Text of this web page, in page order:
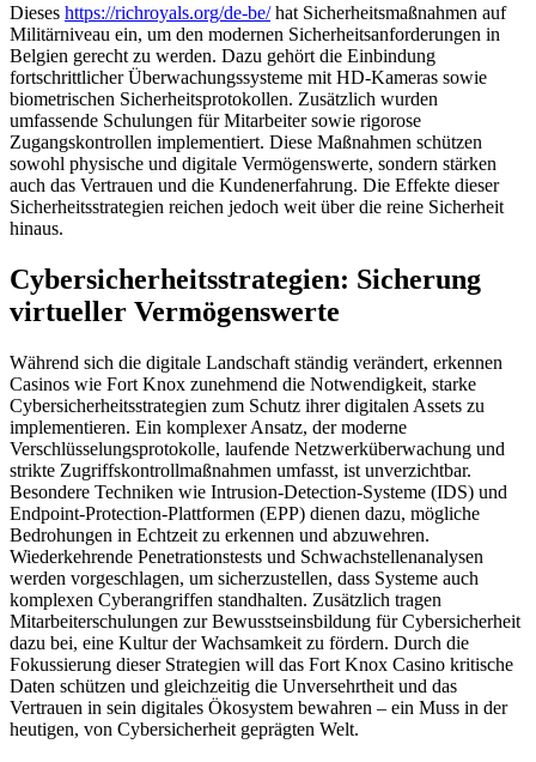
Dieses https://richroyals.org/de-be/hat Sicherheitsmaßnahmen auf
Militärniveau ein, um den modernen Sicherheitsanforderungen in
Belgien gerecht zu werden. Dazu gehört die Einbindung
fortschrittlicher Überwachungssysteme mit HD-Kameras sowie
biometrischen Sicherheitsprotokollen. Zusätzlich wurden
umfassende Schulungen für Mitarbeiter sowie rigorose
Zugangskontrollen implementiert. Diese Maßnahmen schützen
sowohl physische und digitale Vermögenswerte, sondern stärken
auch das Vertrauen und die Kundenerfahrung. Die Effekte dieser
Sicherheitsstrategien reichen jedoch weit über die reine Sicherheit
hinaus.
Cybersicherheitsstrategien: Sicherung
virtueller Vermögenswerte
Während sich die digitale Landschaft ständig verändert, erkennen
Casinos wie Fort Knox zunehmend die Notwendigkeit, starke
Cybersicherheitsstrategien zum Schutz ihrer digitalen Assets zu
implementieren. Ein komplexer Ansatz, der moderne
Verschlüsselungsprotokolle, laufende Netzwerküberwachung und
strikte Zugriffskontrollmaßnahmen umfasst, ist unverzichtbar.
Besondere Techniken wie Intrusion-Detection-Systeme (IDS) und
Endpoint-Protection-Plattformen (EPP) dienen dazu, mögliche
Bedrohungen in Echtzeit zu erkennen und abzuwehren.
Wiederkehrende Penetrationstests und Schwachstellenanalysen
werden vorgeschlagen, um sicherzustellen, dass Systeme auch
komplexen Cyberangriffen standhalten. Zusätzlich tragen
Mitarbeiterschulungen zur Bewusstseinsbildung für Cybersicherheit
dazu bei, eine Kultur der Wachsamkeit zu fördern. Durch die
Fokussierung dieser Strategien will das Fort Knox Casino kritische
Daten schützen und gleichzeitig die Unversehrtheit und das
Vertrauen in sein digitales Ökosystem bewahren – ein Muss in der
heutigen, von Cybersicherheit geprägten Welt.